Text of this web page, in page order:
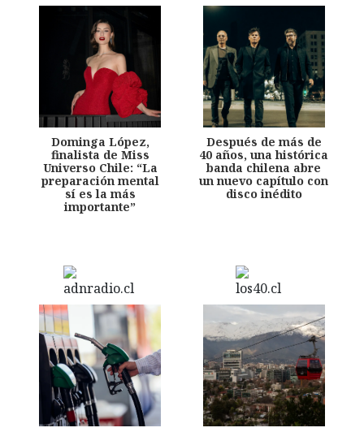
Dominga López,
finalista de Miss
Universo Chile: “La
preparación mental
sí es la más
importante”
Después de más de
40 años, una histórica
banda chilena abre
un nuevo capítulo con
disco inédito